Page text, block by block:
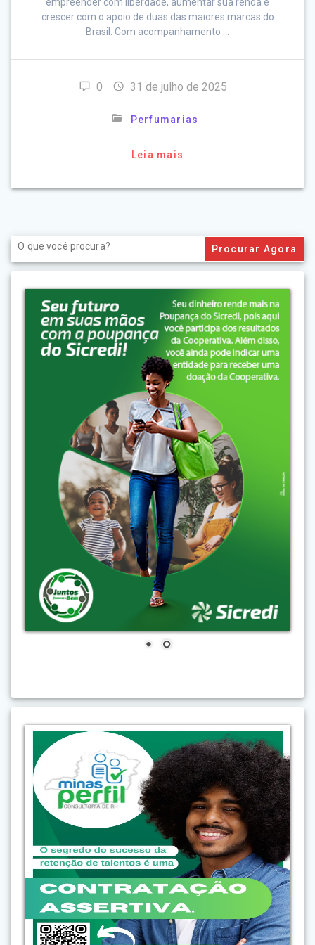
crescer com o apoio de duas das maiores marcas do
Brasil. Com acompanhamento …
0 31 de julho de 2025
Perfumarias
Leia mais
Search
for: